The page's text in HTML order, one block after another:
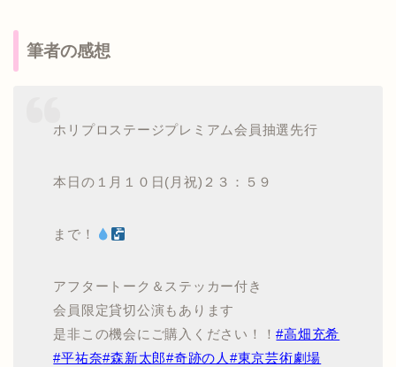
筆者の感想
ホリプロステージプレミアム会員抽選先行
本日の１月１０日(月祝)２３：５９
まで！
アフタートーク＆ステッカー付き
会員限定貸切公演もあります
是非この機会にご購入ください！！#高畑充希
#平祐奈#森新太郎#奇跡の人 #東京芸術劇場